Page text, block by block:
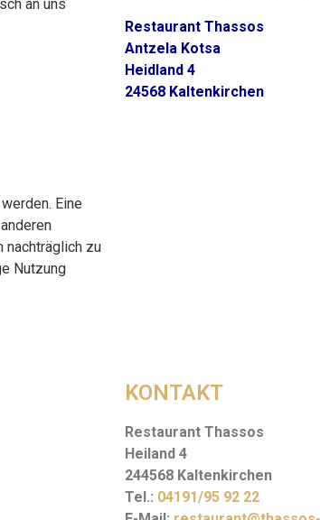
an uns
Eine
nachträglich zu
Nutzung
Restaurant Thassos
Antzela Kotsa
Heidland 4
24568 Kaltenkirchen
KONTAKT
Restaurant Thassos
Heiland 4
244568 Kaltenkirchen
Tel.: 04191/95 92 22